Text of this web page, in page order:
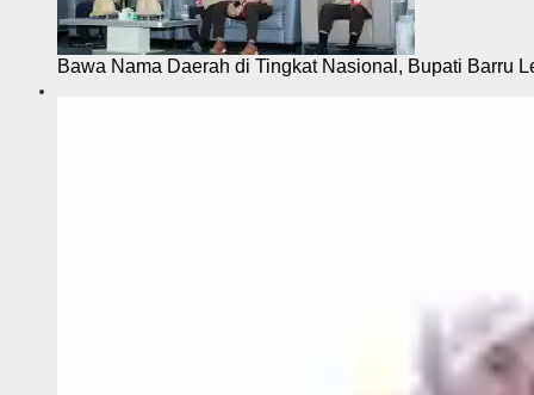
Bawa Nama Daerah di Tingkat Nasional, Bupati Barru